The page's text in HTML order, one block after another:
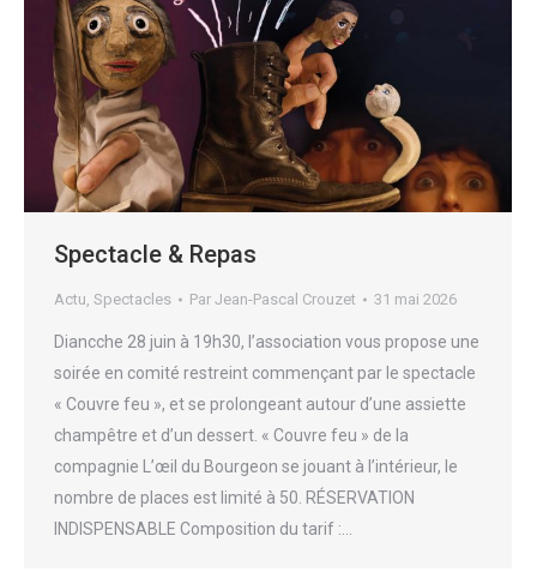
Spectacle & Repas
Actu, Spectacles Par Jean-Pascal Crouzet 31 mai 2026
Diancche 28 juin à 19h30, l’association vous propose une
soirée en comité restreint commençant par le spectacle
« Couvre feu », et se prolongeant autour d’une assiette
champêtre et d’un dessert. « Couvre feu » de la
compagnie L’œil du Bourgeon se jouant à l’intérieur, le
nombre de places est limité à 50. RÉSERVATION
INDISPENSABLE Composition du tarif :…